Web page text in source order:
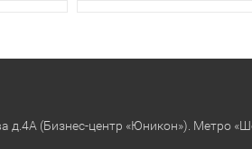
д.4А (Бизнес-центр «Юникон»). Метро